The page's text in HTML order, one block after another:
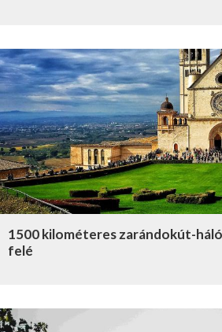
1500 kilométeres zarándokút-
felé